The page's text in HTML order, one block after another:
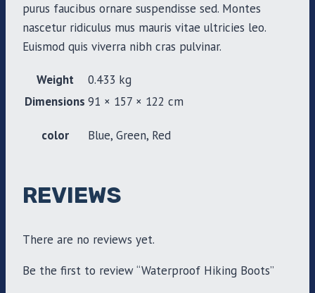
purus faucibus ornare suspendisse sed. Montes
nascetur ridiculus mus mauris vitae ultricies leo.
Euismod quis viverra nibh cras pulvinar.
Weight
0.433 kg
Dimensions 91 × 157 × 122 cm
color Blue, Green, Red
REVIEWS
There are no reviews yet.
Be the first to review “Waterproof Hiking Boots”